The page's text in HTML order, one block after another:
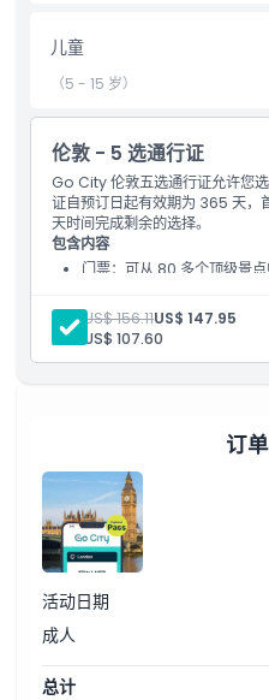
儿童成人政策
排除项
需要了解的事项
位置
取消政策
儿童
（5 - 15 岁）
伦敦 - 5 选通行证
Go City 伦敦五选通行证允许您
证自预订日起有效期为 365 天，
天时间完成剩余的选择。
包含内容
门票：可从 80 多个顶级景
成人: US$ 156.11US$ 147.95
儿童:
US$ 107.60
订
活动日期
成人
总计